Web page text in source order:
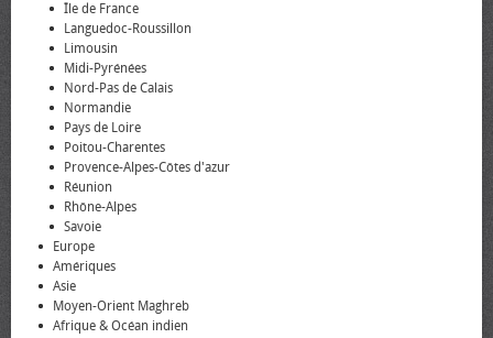
Île de France
Languedoc-Roussillon
Limousin
Midi-Pyrénées
Nord-Pas de Calais
Normandie
Pays de Loire
Poitou-Charentes
Provence-Alpes-Côtes d'azur
Réunion
Rhône-Alpes
Savoie
Europe
Amériques
Asie
Moyen-Orient Maghreb
Afrique & Océan indien